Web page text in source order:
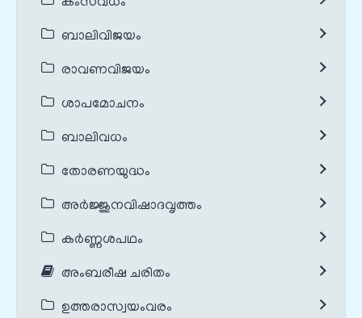
കംസവധം
ബാലിവിജയം
രാവണവിജയം
ശാപമോചനം
ബാലിവധം
തോരണയുദ്ധം
അർജ്ജുനവിഷാദവൃത്തം
കർണ്ണശപഥം
അംബരീഷ ചരിതം
ഉത്തരാസ്വയംവരം